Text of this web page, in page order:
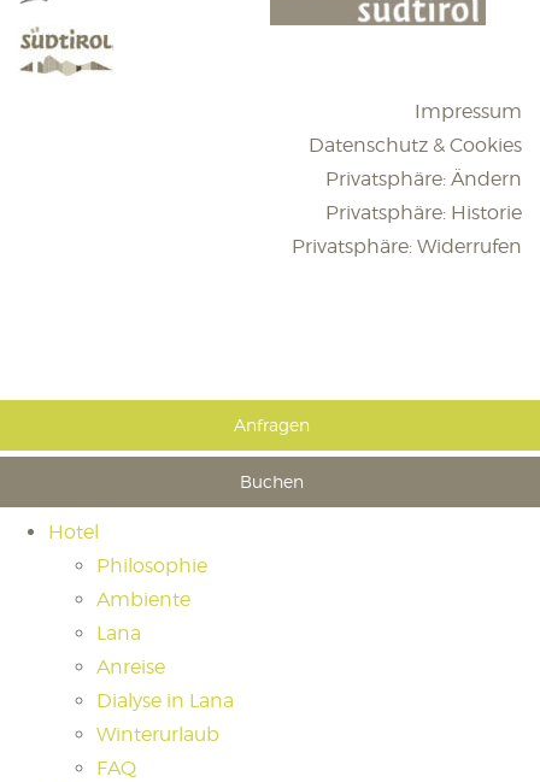
Impressum
Datenschutz & Cookies
Privatsphäre: Ändern
Privatsphäre: Historie
Privatsphäre: Widerrufen
Anfragen
Buchen
Hotel
Philosophie
Ambiente
Lana
Anreise
Dialyse in Lana
Winterurlaub
FAQ